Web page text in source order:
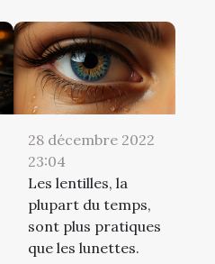
28 décembre 2022
23:04
Les lentilles, la
plupart du temps,
sont plus pratiques
que les lunettes.